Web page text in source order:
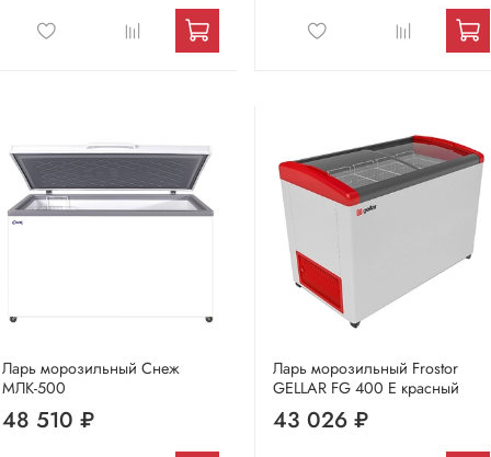
Ларь морозильный Снеж
МЛК-500
48 510 ₽
Ларь морозильный Frostor
GELLAR FG 400 E красный
43 026 ₽